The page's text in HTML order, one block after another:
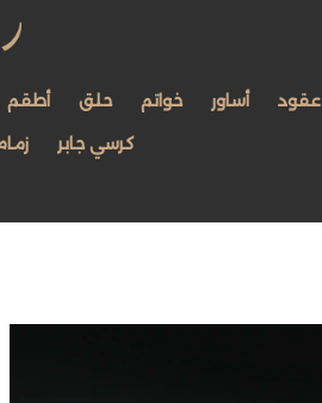
عقود أساور خواتم حلق أطقم
كرسي جابر